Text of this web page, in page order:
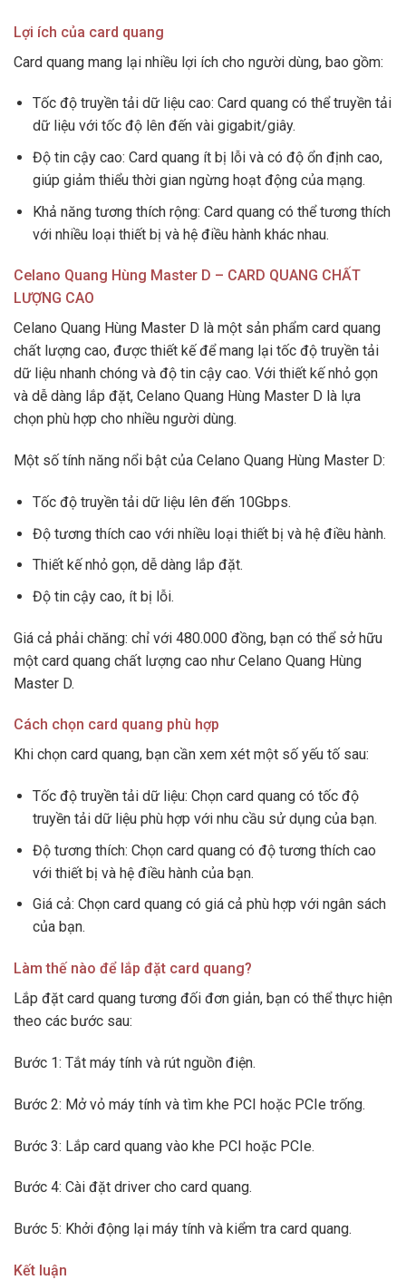
Lợi ích của card quang
Card quang mang lại nhiều lợi ích cho người dùng, bao gồm:
Tốc độ truyền tải dữ liệu cao: Card quang có thể truyền tải
dữ liệu với tốc độ lên đến vài gigabit/giây.
Độ tin cậy cao: Card quang ít bị lỗi và có độ ổn định cao,
giúp giảm thiểu thời gian ngừng hoạt động của mạng.
Khả năng tương thích rộng: Card quang có thể tương thích
với nhiều loại thiết bị và hệ điều hành khác nhau.
Celano Quang Hùng Master D – CARD QUANG CHẤT
LƯỢNG CAO
Celano Quang Hùng Master D là một sản phẩm card quang
chất lượng cao, được thiết kế để mang lại tốc độ truyền tải
dữ liệu nhanh chóng và độ tin cậy cao. Với thiết kế nhỏ gọn
và dễ dàng lắp đặt, Celano Quang Hùng Master D là lựa
chọn phù hợp cho nhiều người dùng.
Một số tính năng nổi bật của Celano Quang Hùng Master D:
Tốc độ truyền tải dữ liệu lên đến 10Gbps.
Độ tương thích cao với nhiều loại thiết bị và hệ điều hành.
Thiết kế nhỏ gọn, dễ dàng lắp đặt.
Độ tin cậy cao, ít bị lỗi.
Giá cả phải chăng: chỉ với 480.000 đồng, bạn có thể sở hữu
một card quang chất lượng cao như Celano Quang Hùng
Master D.
Cách chọn card quang phù hợp
Khi chọn card quang, bạn cần xem xét một số yếu tố sau:
Tốc độ truyền tải dữ liệu: Chọn card quang có tốc độ
truyền tải dữ liệu phù hợp với nhu cầu sử dụng của bạn.
Độ tương thích: Chọn card quang có độ tương thích cao
với thiết bị và hệ điều hành của bạn.
Giá cả: Chọn card quang có giá cả phù hợp với ngân sách
của bạn.
Làm thế nào để lắp đặt card quang?
Lắp đặt card quang tương đối đơn giản, bạn có thể thực hiện
theo các bước sau:
Bước 1: Tắt máy tính và rút nguồn điện.
Bước 2: Mở vỏ máy tính và tìm khe PCI hoặc PCIe trống.
Bước 3: Lắp card quang vào khe PCI hoặc PCIe.
Bước 4: Cài đặt driver cho card quang.
Bước 5: Khởi động lại máy tính và kiểm tra card quang.
Kết luận